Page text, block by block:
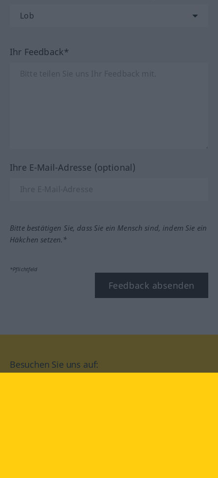
Ihr Feedback*
Ihre E-Mail-Adresse (optional)
Bitte bestätigen Sie, dass Sie ein Mensch sind, indem Sie ein
Häkchen setzen.*
*Pflichtfeld
Feedback absenden
Besuchen Sie uns auf: